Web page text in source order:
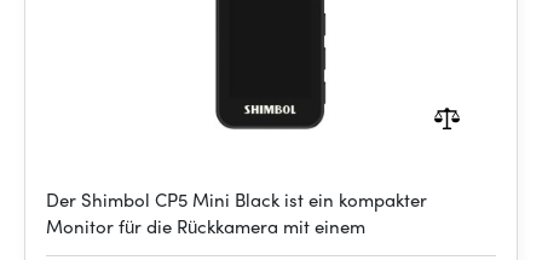
Der Shimbol CP5 Mini Black ist ein kompakter
Monitor für die Rückkamera mit einem